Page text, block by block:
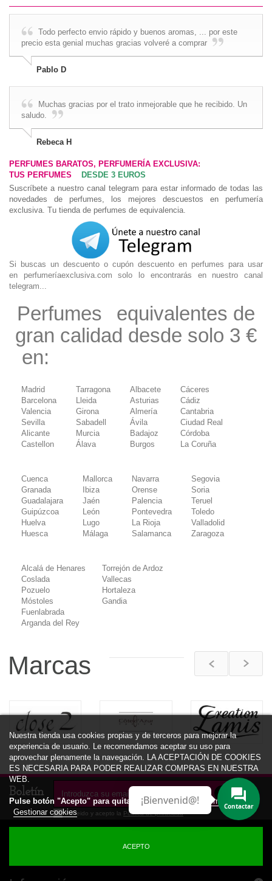
Todo perfecto envio rápido y buenos aromas, ... por este
precio esta genial muchas gracias volveré a comprar
Pablo D
Muchas gracias por el trato inmejorable que he recibido. Un
saludo.
Rebeca H
PERFUMES BARATOS, PERFUMERÍA EXCLUSIVA:
TUS PERFUMES
DESDE 3 EUROS
Suscríbete a nuestro canal telegram para estar informado de todas las
novedades de perfumes, los mejores descuestos en perfumería
exclusiva. Tu tienda de perfumes de equivalencia.
Si buscas un descuento o cupón descuento en perfumes para usar
en perfumeríaexclusiva.com solo lo encontrarás en nuestro canal
telegram...
Perfumes
equivalentes de
gran calidad desde solo 3 €
en:
Madrid
Barcelona
Valencia
Sevilla
Alicante
Castellon
Tarragona
Lleida
Girona
Sabadell
Murcia
Álava
Albacete
Asturias
Almería
Ávila
Badajoz
Burgos
Cáceres
Cádiz
Cantabria
Ciudad Real
Córdoba
La Coruña
Cuenca
Granada
Guadalajara
Guipúzcoa
Huelva
Huesca
Mallorca
Ibiza
Jaén
León
Lugo
Málaga
Navarra
Orense
Palencia
Pontevedra
La Rioja
Salamanca
Segovia
Soria
Teruel
Toledo
Valladolid
Zaragoza
Alcalá de Henares
Coslada
Pozuelo
Móstoles
Fuenlabrada
Arganda del Rey
Torrejón de Ardoz
Vallecas
Hortaleza
Gandia
Marcas
Boletín
He leido y acepto la Política de privacidad
¡Bienvenid@!
Nuestra tienda usa cookies propias y de terceros para mejorar la
experiencia de usuario. Le recomendamos aceptar su uso para
aprovechar plenamente la navegación. LA ACEPTACIÓN DE COOKIES
ES NECESARIA PARA PODER REALIZAR COMPRAS EN NUESTRA
WEB.
Pulse botón "Acepto" para quitar este aviso.
Más información
Gestionar cookies
ACEPTO